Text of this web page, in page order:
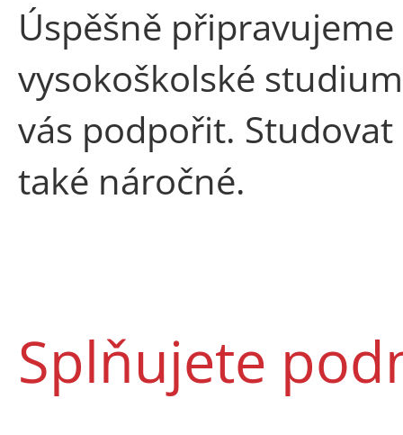
Úspěšně
vysokoškolské
vás podpořit. Studovat
také náročné.
Splňujete